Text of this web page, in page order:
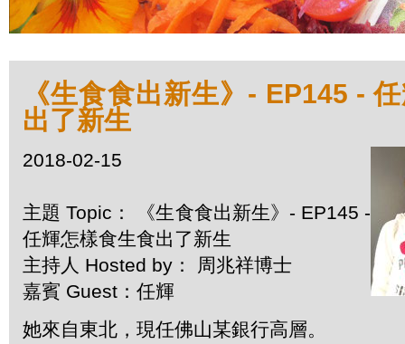
《生食食出新生》- EP145 -
出了新生
2018-02-15
主題 Topic： 《生食食出新生》- EP145 -
任輝怎樣食生食出了新生
主持人 Hosted by： 周兆祥博士
嘉賓 Guest：任輝
她來自東北，現任佛山某銀行高層。